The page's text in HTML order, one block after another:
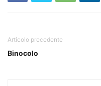
Articolo precedente
Binocolo